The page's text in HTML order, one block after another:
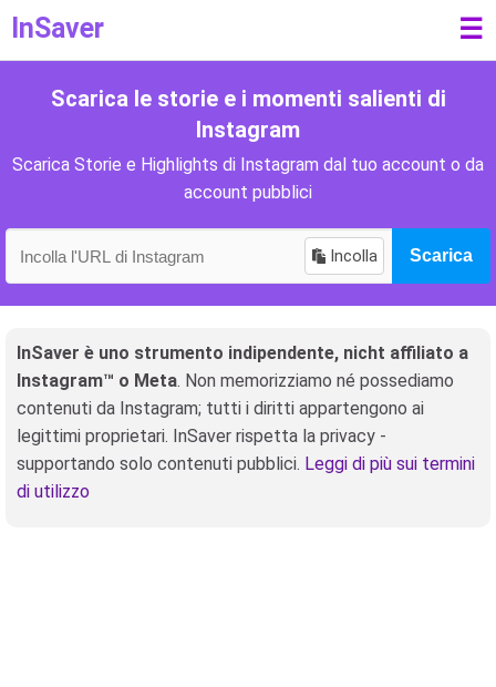
InSaver ☰
Scarica le storie e i momenti salienti di
Instagram
Scarica Storie e Highlights di Instagram dal tuo account o da
account pubblici
Incolla Scarica
InSaver è uno strumento indipendente, nicht affiliato a
Instagram™ o Meta. Non memorizziamo né possediamo
contenuti da Instagram; tutti i diritti appartengono ai
legittimi proprietari. InSaver rispetta la privacy -
supportando solo contenuti pubblici. Leggi di più sui termini
di utilizzo